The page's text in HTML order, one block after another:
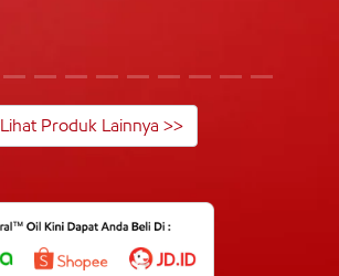
Lihat Produk Lainnya >>